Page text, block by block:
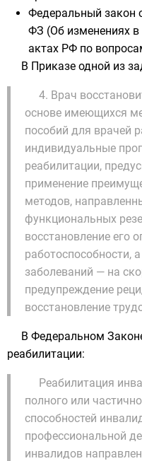
Федеральный закон
ФЗ (Об изменениях в
актах РФ по
В Приказе одной из
4. Врач
основе имеющихся
пособий для врачей
индивидуальные
реабилитации,
применение
методов,
функциональных
восстановление его
работоспособности,
заболеваний — на
предупреждение
восстановление
В Федеральном
реабилитации:
Реабилитация
полного или
способностей
профессиональной
инвалидов